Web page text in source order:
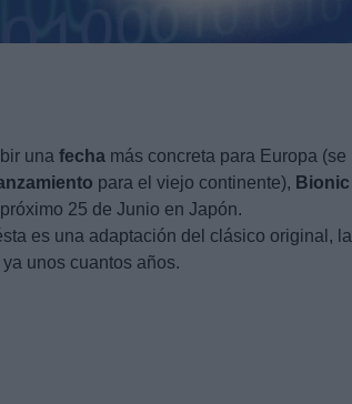
una fecha más concreta para Europa
para el viejo continente), Bionic
25 de Junio en Japón.
es una adaptación del clásico original,
unos cuantos años.